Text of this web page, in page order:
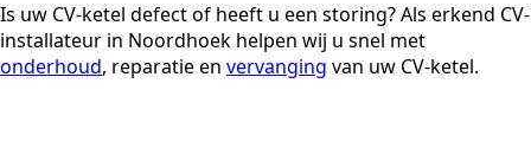
Is uw CV-ketel defect of heeft u een storing? Als erkend CV-
installateur in Noordhoek helpen wij u snel met
onderhoud, reparatie en vervanging van uw CV-ketel.